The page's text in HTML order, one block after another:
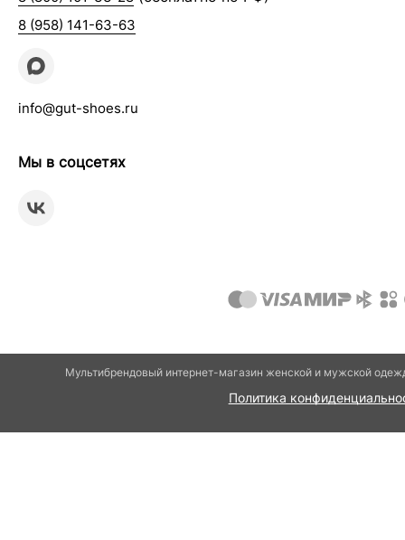
8 (958) 141-63-63
info@gut-shoes.ru
Мы в соцсетях
Мультибрендовый интернет-магазин женской и мужской
Политика